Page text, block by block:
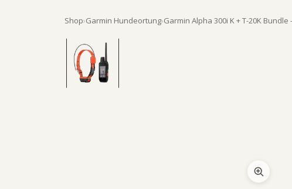
Shop›Garmin Hundeortung›Garmin Alpha 300i K + T-20K